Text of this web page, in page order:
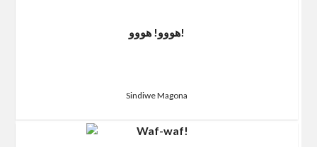
هووو! هووو!
Sindiwe Magona